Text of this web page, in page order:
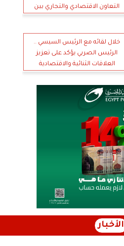
التعاون الاقتصادي والتجاري بين
خلال لقائه مع الرئيس السيسي ..
الرئيس الصربي يؤكد على تعزيز
العلاقات الثنائية والاقتصادية
الأخبار